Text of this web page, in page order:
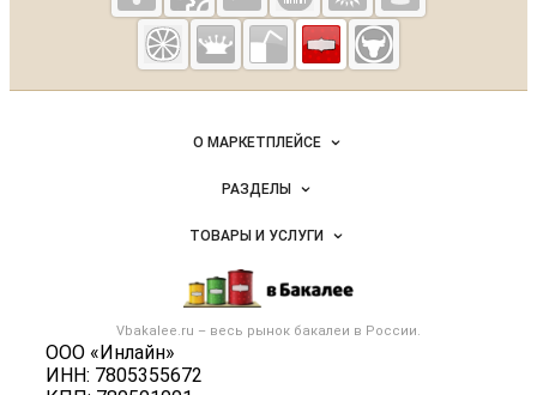
Vbakalee.ru —
рынок
товаров,
ингредиентов
Важные разделы и контакты
Vbakalee.ru – весь рынок бакалеи в России.
ООО «Инлайн»
ИНН: 7805355672
Навигация по сайтуО МАРКЕТПЛЕЙСЕ
Новости Vbakalee.ru
Размещение рекламы
Публичная оферта
Контактная информация
Политика обработки персональных данных
РАЗДЕЛЫ
Объявления
Новости рынка
ТОВАРЫ И УСЛУГИ
Бакалейные товары
Услуги
Добавить объявление